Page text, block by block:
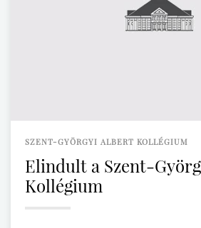
SZENT-GYÖRGYI ALBERT KOLLÉGIUM
Elindult a Szent-
Kollégium